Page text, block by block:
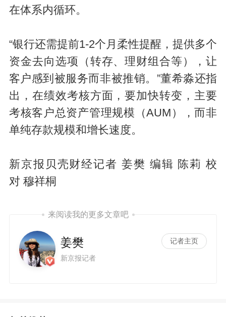
在体系内循环。
“银行还需提前1-2个月柔性提醒，提供多个
资金去向选项（转存、理财组合等），让
客户感到被服务而非被推销。”董希淼还指
出，在绩效考核方面，要加快转变，主要
考核客户总资产管理规模（AUM），而非
单纯存款规模和增长速度。
新京报贝壳财经记者 姜樊 编辑 陈莉 校
对 穆祥桐
来阅读我的更多文章吧
姜樊
新京报记者
记者主页